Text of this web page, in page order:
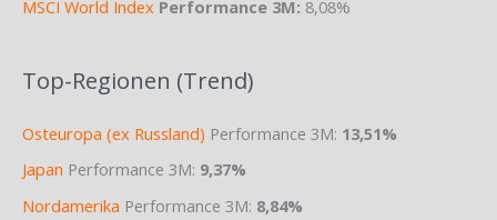
MSCI World Index Performance 3M: 8,08%
Top-Regionen (Trend)
Osteuropa (ex Russland) Performance 3M: 13,51%
Japan Performance 3M: 9,37%
Nordamerika Performance 3M: 8,84%